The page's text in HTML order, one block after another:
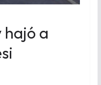
hajó a